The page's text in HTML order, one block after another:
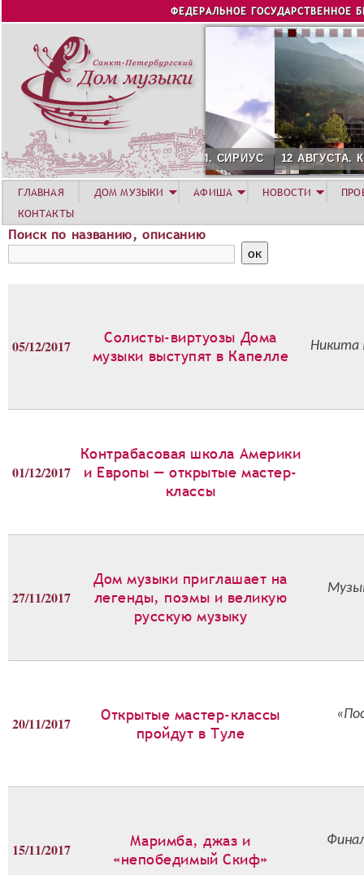
Jump to navigation
ФЕДЕРАЛЬНОЕ ГОСУДАРСТВЕННОЕ
12 АВГУСТА. КОНЦЕРТ
Поиск по названию, описанию
05/12/2017
Солисты-виртуозы Дома
музыки выступят в Капелле
Никита
01/12/2017
Контрабасовая школа Америки
и Европы — открытые мастер-
классы
27/11/2017
Дом музыки приглашает на
легенды, поэмы и великую
русскую музыку
20/11/2017
Открытые мастер-классы
пройдут в Туле
15/11/2017
Маримба, джаз и
«непобедимый Скиф»
ГЛАВНАЯ ДОМ МУЗЫКИ АФИША НОВОСТИ
КОНТАКТЫ